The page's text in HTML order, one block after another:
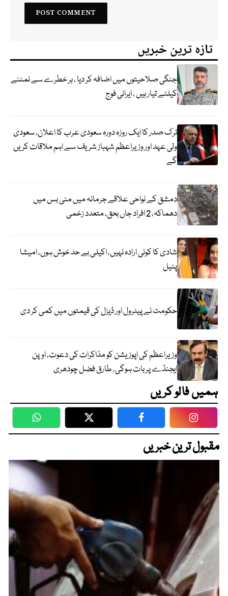
تازہ ترین خبریں
جنگی صلاحیتوں میں اضافہ کر دیا ، ہر خطرے سے نمٹنے
کیلئے تیار ہیں ، ایرانی فوج
ترک صدر کا ایک روزہ دورہ سعودی عرب کا اعلان، سعودی
ولی عہد اور وزیراعظم شہباز شریف سے اہم ملاقات کریں
گے
دمشق کے نواحی علاقے جرمانہ میں منی بس میں
دھماکہ، 2 افراد جاں بحق، متعدد زخمی
شادی کا کوئی ارادہ نہیں، اکیلی بے حد خوش ہوں، امیشا
پٹیل
حکومت نے پیٹرول اور ڈیزل کی قیمتوں میں کمی کر دی
وزیراعظم کی اپوزیشن کو مذاکرات کی دعوت، اوپن
ایجنڈے پر بات ہوگی، طارق فضل چودھری
ہمیں فالو کریں
WhatsApp Twitter Facebook
مقبول ترین خبریں